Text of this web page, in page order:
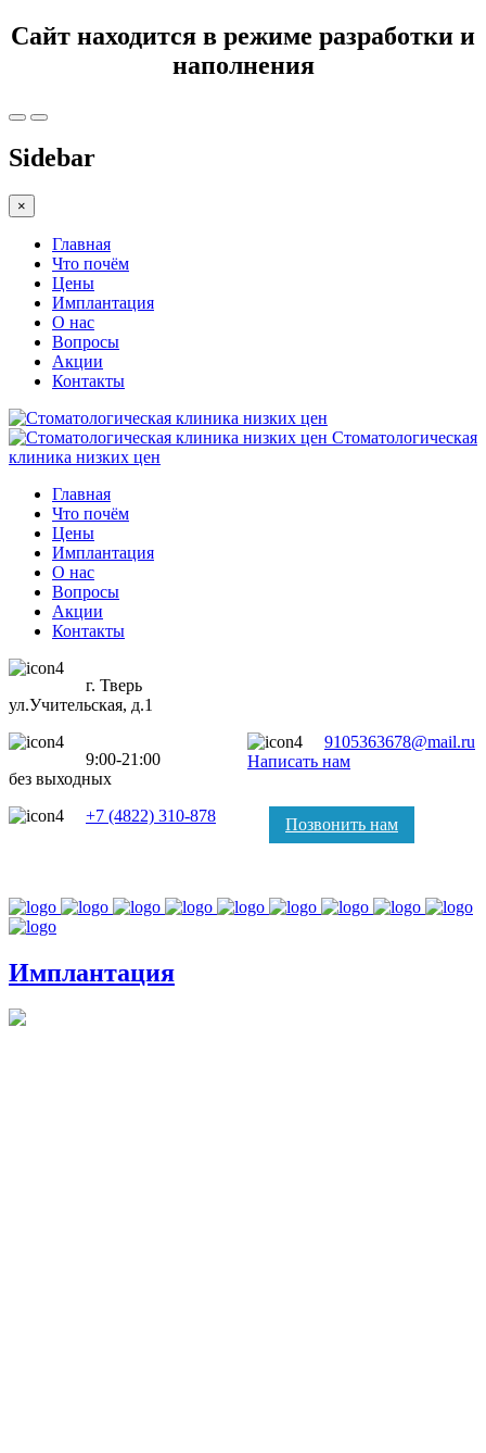
Сайт находится в режиме разработки и
наполнения
Sidebar
×
Главная
Что почём
Цены
Имплантация
О нас
Вопросы
Акции
Контакты
Стоматологическая
клиника низких цен
Главная
Что почём
Цены
Имплантация
О нас
Вопросы
Акции
Контакты
г. Тверь
ул.Учительская, д.1
9:00-21:00
без выходных
9105363678@mail.ru
Написать нам
+7 (4822) 310-878 Позвонить нам
Имплантация